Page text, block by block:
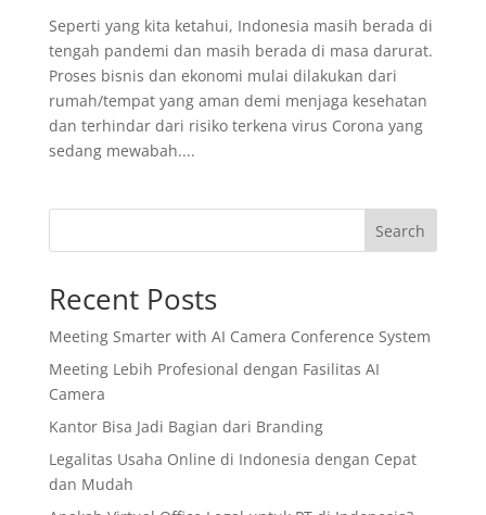
Seperti yang kita ketahui, Indonesia masih berada di
tengah pandemi dan masih berada di masa darurat.
Proses bisnis dan ekonomi mulai dilakukan dari
rumah/tempat yang aman demi menjaga kesehatan
dan terhindar dari risiko terkena virus Corona yang
sedang mewabah....
Search
Recent Posts
Meeting Smarter with AI Camera Conference System
Meeting Lebih Profesional dengan Fasilitas AI
Camera
Kantor Bisa Jadi Bagian dari Branding
Legalitas Usaha Online di Indonesia dengan Cepat
dan Mudah